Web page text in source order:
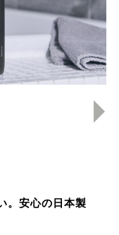
。安心の日本製